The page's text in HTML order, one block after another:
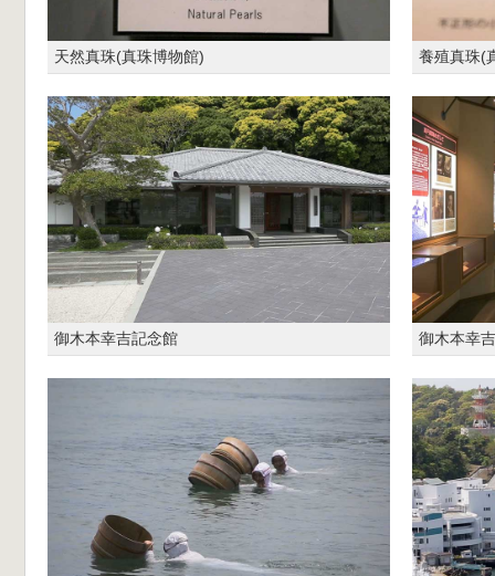
天然真珠(真珠博物館) 養殖真珠(
御木本幸吉記念館 御木本幸